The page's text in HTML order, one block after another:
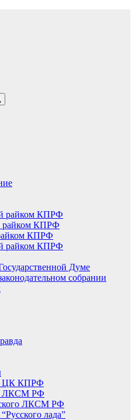
райком КПРФ
райком КПРФ
КПРФ
райком КПРФ
Думе
собрании
ЦК КПРФ
ЛКСМ РФ
ЛКСМ РФ
лада”